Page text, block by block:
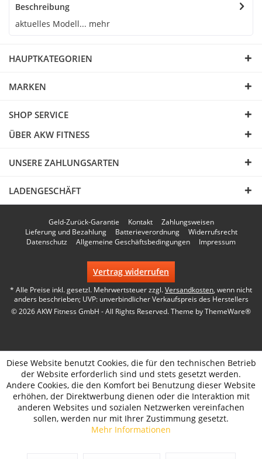
Beschreibung
aktuelles Modell... mehr
HAUPTKATEGORIEN
MARKEN
SHOP SERVICE
ÜBER AKW FITNESS
UNSERE ZAHLUNGSARTEN
LADENGESCHÄFT
Geld-Zurück-Garantie Kontakt
Zahlungsweisen
Lieferung und Bezahlung
Batterieverordnung
Widerrufsrecht
Datenschutz
Allgemeine Geschäftsbedingungen Impressum
Vertrag widerrufen
* Alle Preise inkl. gesetzl. Mehrwertsteuer zzgl.Versandkosten, wenn nicht
anders beschrieben; UVP: unverbindlicher Verkaufspreis des Herstellers
© 2026 AKW Fitness GmbH - All Rights Reserved. Theme byThemeWare®
Diese Website benutzt Cookies, die für den technischen Betrieb
der Website erforderlich sind und stets gesetzt werden.
Andere Cookies, die den Komfort bei Benutzung dieser Website
erhöhen, der Direktwerbung dienen oder die Interaktion mit
anderen Websites und sozialen Netzwerken vereinfachen
sollen, werden nur mit Ihrer Zustimmung gesetzt.
Mehr Informationen